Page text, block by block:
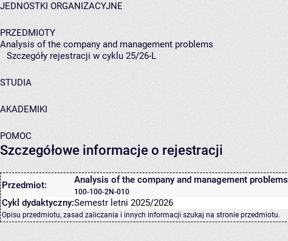
JEDNOSTKI ORGANIZACYJNE
PRZEDMIOTY
Analysis of the company and management problems
Szczegóły rejestracji w cyklu 25/26-L
STUDIA
AKADEMIKI
POMOC
Szczegółowe informacje o rejestracji
Przedmiot: Analysis of the company and management problems
100-100-2N-010
Cykl dydaktyczny:Semestr letni 2025/2026
Opisu przedmiotu, zasad zaliczania i innych informacji szukaj na stronie przedmiotu.